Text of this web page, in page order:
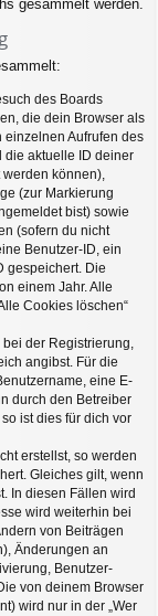
gesammelt werden.
des Boards
die dein Browser als
Aufrufen des
die aktuelle ID deiner
können),
(zur Markierung
bist) sowie
(sofern du nicht
Benutzer-ID, ein
gespeichert. Die
einem Jahr. Alle
Cookies löschen“
der Registrierung,
angibst. Für die
eine E-
durch den Betreiber
ist dies für dich vor
erstellst, so werden
Gleiches gilt, wenn
In diesen Fällen wird
wird weiterhin bei
von Beiträgen
Änderungen an
Benutzer-
von deinem Browser
wird nur in der „Wer